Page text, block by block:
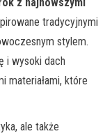
tradycyjnymi
stylem.
i wysoki dach
materiałami, które
ale także